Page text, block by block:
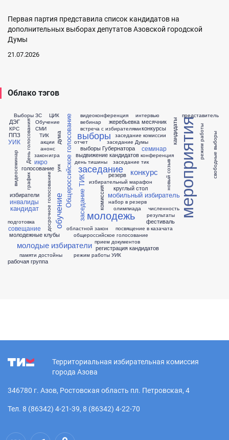
Первая партия представила список кандидатов на
дополнительных выборах депутатов Азовской городской
Думы
21.07.2026
Облако тэгов
Выборы ЗС
ДЭГ День голосования
КРС
Обучение Общероссийское голосование
ППЗ
СМИ
ТИК
УИК
ЦИК
акции
анонс
вебинар
видеоконференция
видеосеминар
встреча с избирателями
выборы
выборы Губернатора
выдвижение кандидатов
голосование
график
день тишины
досрочное голосование
дума
жеребьевка
закон
заседание
заседание Думы
заседание ТИК
заседание комиссии
заседание тик
игра
избиратели
избирательный марафон
икро
инвалиды
интервью
кандидат
кандидаты
комиссия
конкурс
конкурсы
конференция
круглый стол мероприятия
месячник
мобильный избиратель
молодежные клубы
молодежь
молодые избиратели
набор в резерв
новый созыв
областной закон
обучение
общероссийское голосование
олимпиада
отчет
памяти достойны
подготовка
посвящение в казачата
представитель
прием документов
рабочая группа
регистрация кандидатов
режим работы
режим работы УИК
резерв
результаты
свободные выборы
семинар
совещание
уик
фестиваль
численность
Территориальная избирательная комиссия
города Азова
346780 г. Азов, Ростовская область пл. Петровская, 4
Тел. 8 (86342) 4-21-39, 8 (86342) 4-22-70